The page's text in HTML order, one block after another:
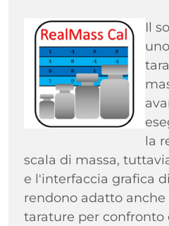
Immagine
Il
la
scala di massa,
e l'interfaccia grafica
rendono adatto
tarature per confronto